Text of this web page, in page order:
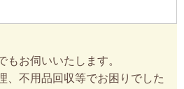
もお伺いいたします。
、不用品回収等でお困りでした